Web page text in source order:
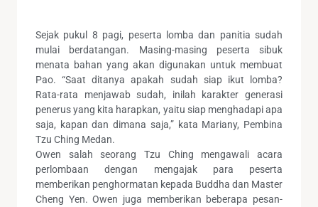
Sejak pukul 8 pagi, peserta lomba dan panitia sudah
mulai berdatangan. Masing-masing peserta sibuk
menata bahan yang akan digunakan untuk membuat
Pao. “Saat ditanya apakah sudah siap ikut lomba?
Rata-rata menjawab sudah, inilah karakter generasi
penerus yang kita harapkan, yaitu siap menghadapi apa
saja, kapan dan dimana saja,” kata Mariany, Pembina
Tzu Ching Medan.
Owen salah seorang Tzu Ching mengawali acara
perlombaan dengan mengajak para peserta
memberikan penghormatan kepada Buddha dan Master
Cheng Yen. Owen juga memberikan beberapa pesan-